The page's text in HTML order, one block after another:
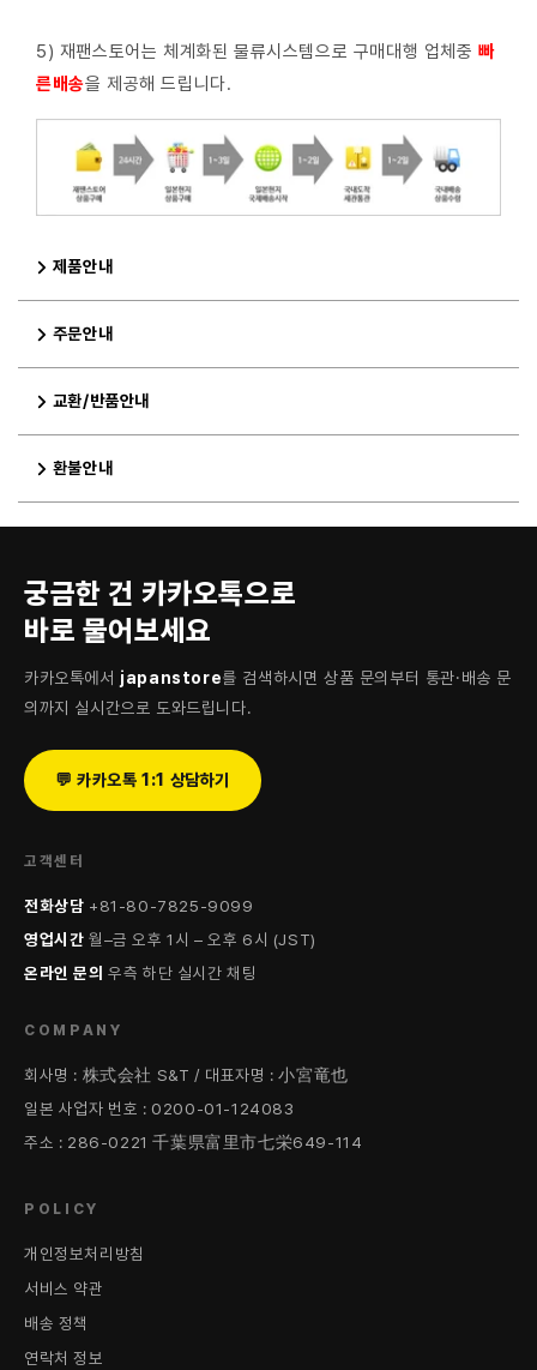
5) 재팬스토어는 체계화된 물류시스템으로 구매대행 업체중빠
른배송을 제공해 드립니다.
제품안내
주문안내
교환/반품안내
환불안내
궁금한 건 카카오톡으로
바로 물어보세요
카카오톡에서 japanstore를 검색하시면 상품 문의부터 통관·배송 문
의까지 실시간으로 도와드립니다.
💬 카카오톡 1:1 상담하기
고객센터
전화상담 +81-80-7825-9099
영업시간 월–금 오후 1시 – 오후 6시 (JST)
온라인 문의 우측 하단 실시간 채팅
COMPANY
회사명 : 株式会社 S&T / 대표자명 : 小宮竜也
일본 사업자 번호 : 0200-01-124083
주소 : 286-0221 千葉県富里市七栄649-114
POLICY
개인정보처리방침
서비스 약관
배송 정책
연락처 정보